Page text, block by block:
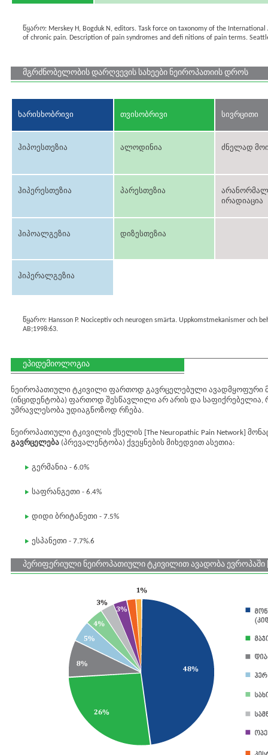
წყარო: Merskey H, Bogduk N, editors. Task force on taxonomy of the
of chronic pain. Description of pain syndromes and deﬁ nitions of pain terms.
მგრძნობელობის დარღვევის სახეები ნეიროპათიის დროს
ხარისხობრივი თვისობრივი სივრცითი
ჰიპოესთეზია ალოდინია ძნელად
ჰიპერესთეზია პარესთეზია
ირადიაცია
ჰიპოალგეზია დიზესთეზია
ჰიპერალგეზია
წყარო: Hansson P. Nociceptiv och neurogen smärta. Uppkomstmekanismer och
AB;1998:63.
ეპიდემიოლოგია
ნეიროპათიული ტკივილი ფართოდ გავრცელებული ავადმყოფური
(ინციდენტობა) ფართოდ შესწავლილი არ არის და საფიქრებელია,
უმრავლესობა უდიაგნოზოდ რჩება.
ნეიროპათიული ტკივილის ქსელის [The Neuropathic Pain Network]
გავრცელება (პრევალენტობა) ქვეყნების მიხედვით ასეთია:
გერმანია - 6.0%
საფრანგეთი - 6.4%
დიდი ბრიტანეთი - 7.5%
ესპანეთი - 7.7%.6
პერიფერიული ნეიროპათიული ტკივილით ავადობა ევროპაში